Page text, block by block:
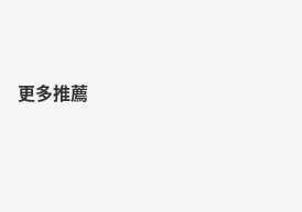
更多推薦